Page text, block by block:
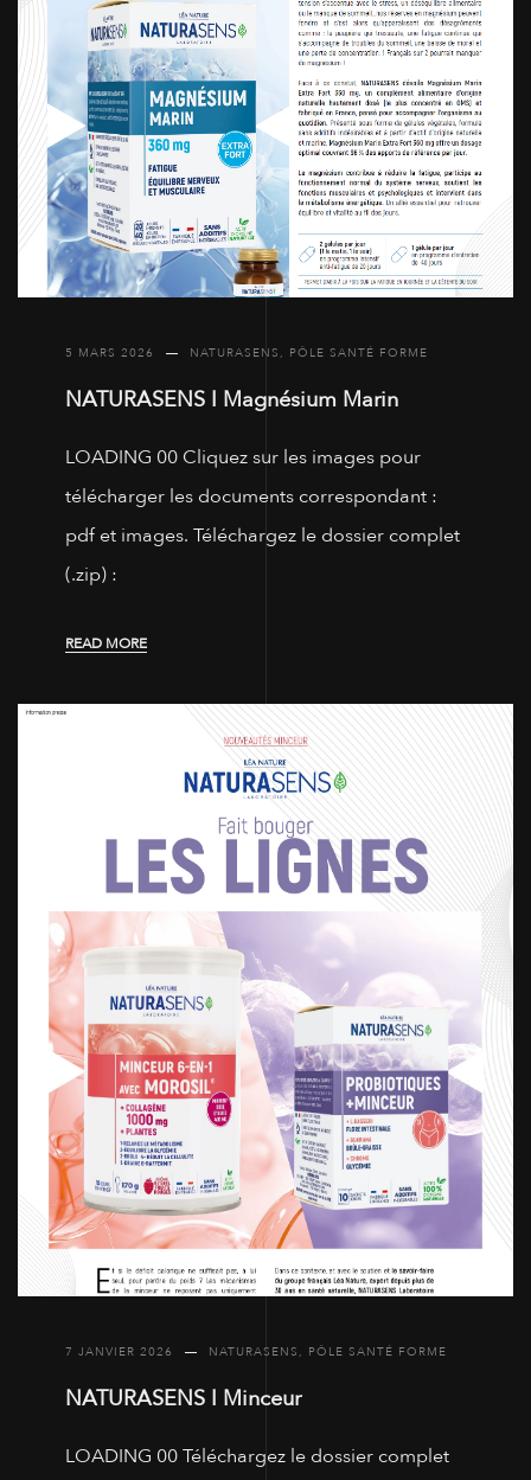
5 MARS 2026 NATURASENS, PÔLE SANTÉ FORME
NATURASENS I Magnésium Marin
LOADING 00 Cliquez sur les images pour
télécharger les documents correspondant :
pdf et images. Téléchargez le dossier complet
(.zip) :
READ MORE
7 JANVIER 2026 NATURASENS, PÔLE SANTÉ FORME
NATURASENS I Minceur
LOADING 00 Téléchargez le dossier complet